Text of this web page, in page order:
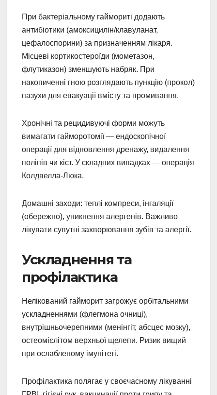
При бактеріальному гаймориті додають
антибіотики (амоксицилін/клавуланат,
цефалоспорини) за призначенням лікаря.
Місцеві кортикостероїди (мометазон,
флутиказон) зменшують набряк. При
накопиченні гною розглядають пункцію (прокол)
пазухи для евакуації вмісту та промивання.
Хронічні та рецидивуючі форми можуть
вимагати гайморотомії — ендоскопічної
операції для відновлення дренажу, видалення
поліпів чи кіст. У складних випадках — операція
Колдвелла-Люка.
Домашні заходи: теплі компреси, інгаляції
(обережно), уникнення алергенів. Важливо
лікувати супутні захворювання зубів та алергії.
Ускладнення та
профілактика
Нелікований гайморит загрожує орбітальними
ускладненнями (флегмона очниці),
внутрішньочерепними (менінгіт, абсцес мозку),
остеомієлітом верхньої щелепи. Ризик вищий
при ослабленому імунітеті.
Профілактика полягає у своєчасному лікуванні